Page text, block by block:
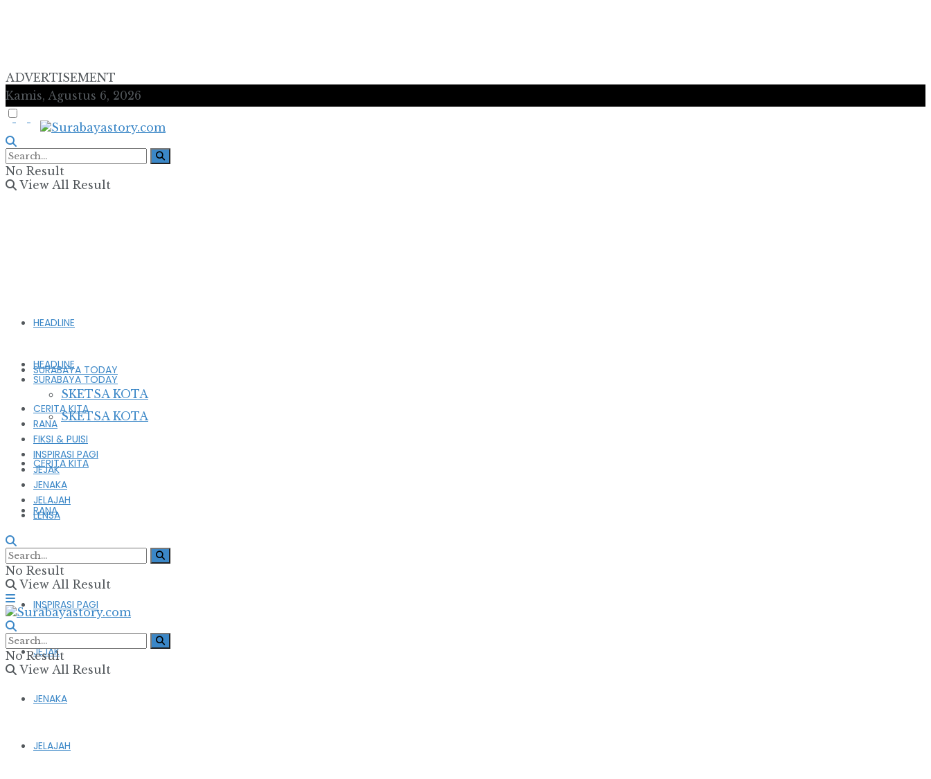
ADVERTISEMENT
Kamis, Agustus 6, 2026
No Result
View All Result
HEADLINE
SURABAYA TODAY
SKETSA KOTA
CERITA KITA
RANA
FIKSI & PUISI
INSPIRASI PAGI
JEJAK
JENAKA
JELAJAH
HEADLINE
SURABAYA TODAY
SKETSA KOTA
CERITA KITA
RANA
FIKSI & PUISI
INSPIRASI PAGI
JEJAK
JENAKA
JELAJAH
LENSA
No Result
View All Result
No Result
View All Result